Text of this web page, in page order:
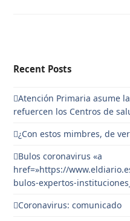
Recent Posts
Atención Primaria asume
refuercen los Centros de
¿Con estos mimbres, de
Bulos coronavirus «a
href=»https://
bulos-expertos-
Coronavirus: comunicado